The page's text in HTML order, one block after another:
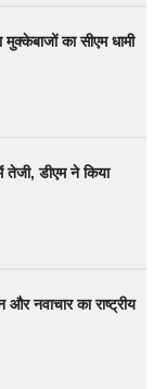
मुक्केबाजों का सीएम धामी
डीएम ने किया
और नवाचार का राष्ट्रीय